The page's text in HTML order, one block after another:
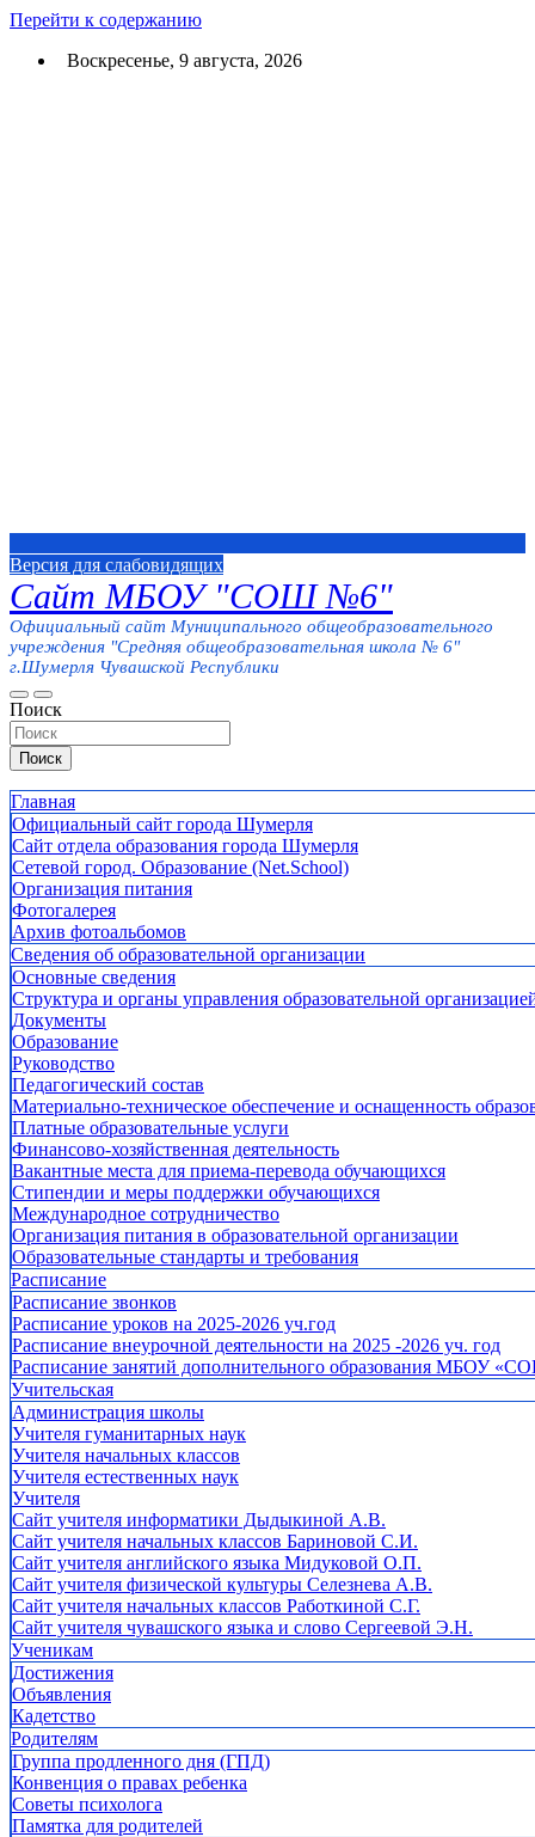
Перейти к содержанию
Воскресенье, 9 августа, 2026
Версия для слабовидящих
Сайт МБОУ "СОШ №6"
Официальный сайт Муниципального общеобразовательного
учреждения "Средняя общеобразовательная школа № 6"
г.Шумерля Чувашской Республики
Поиск
Поиск
Главная
Официальный сайт города Шумерля
Сайт отдела образования города Шумерля
Сетевой город. Образование (Net.School)
Организация питания
Фотогалерея
Архив фотоальбомов
Сведения об образовательной организации
Основные сведения
Структура и органы управления образовательной
Документы
Образование
Руководство
Педагогический состав
Материально-техническое обеспечение и оснащенность
Платные образовательные услуги
Финансово-хозяйственная деятельность
Вакантные места для приема-перевода обучающихся
Стипендии и меры поддержки обучающихся
Международное сотрудничество
Организация питания в образовательной организации
Образовательные стандарты и требования
Расписание
Расписание звонков
Расписание уроков на 2025-2026 уч.год
Расписание внеурочной деятельности на 2025 -2026 уч. год
Расписание занятий дополнительного образования МБОУ
Учительская
Администрация школы
Учителя гуманитарных наук
Учителя начальных классов
Учителя естественных наук
Учителя
Cайт учителя информатики Дыдыкиной А.В.
Сайт учителя начальных классов Бариновой С.И.
Сайт учителя английского языка Мидуковой О.П.
Сайт учителя физической культуры Селезнева А.В.
Сайт учителя начальных классов Работкиной С.Г.
Сайт учителя чувашского языка и слово Сергеевой Э.Н.
Ученикам
Достижения
Объявления
Кадетство
Родителям
Группа продленного дня (ГПД)
Конвенция о правах ребенка
Советы психолога
Памятка для родителей